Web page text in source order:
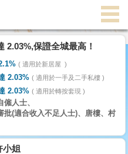
2.03%,保證全城最高！
適用於新居屋
2.03% 適用於一手及二手私樓
2.03% 適用於轉按套現
人士、
批(適合收入不足人士)、唐樓、村
小姐